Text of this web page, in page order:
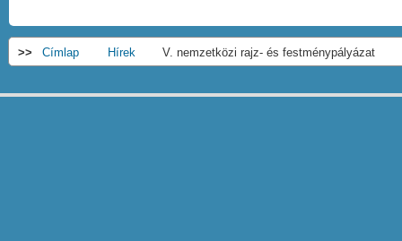
>> Címlap Hírek V. nemzetközi rajz- és festménypályázat